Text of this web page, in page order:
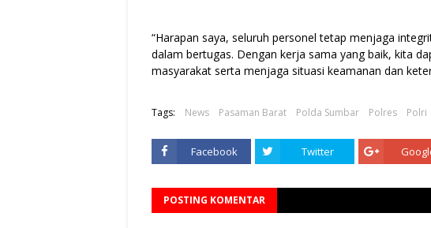
“Harapan saya, seluruh personel tetap menjaga
dalam bertugas. Dengan kerja sama yang baik, kita
masyarakat serta menjaga situasi keamanan dan
Tags: News Pasaman Barat Polda Sumbar Polres Polri
Facebook Twitter
POSTING KOMENTAR